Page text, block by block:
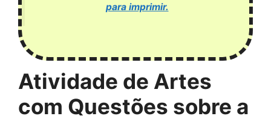
para imprimir.
Atividade de Artes
com Questões sobre a